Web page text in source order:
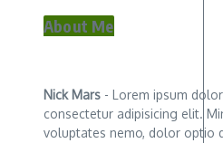
About Me
Nick Mars - Lorem ipsum
consectetur adipisicing elit.
voluptates nemo, dolor optio